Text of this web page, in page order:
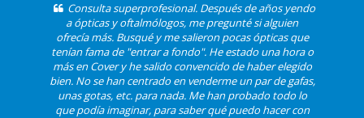
Consulta superprofesional. Después de años yendo
a ópticas y oftalmólogos, me pregunté si alguien
ofrecía más. Busqué y me salieron pocas ópticas que
tenían fama de "entrar a fondo". He estado una hora o
más en Cover y he salido convencido de haber elegido
bien. No se han centrado en venderme un par de gafas,
unas gotas, etc. para nada. Me han probado todo lo
que podía imaginar, para saber qué puedo hacer con